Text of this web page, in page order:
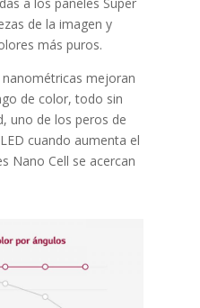
de la imagen y
más puros.
mejoran
de color, todo sin
uno de los peros de
cuando aumenta el
Nano Cell se acercan